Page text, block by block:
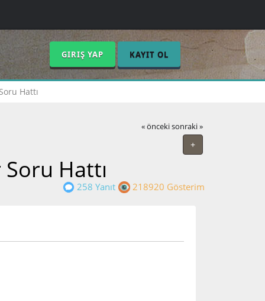
GIRIŞ YAP KAYIT OL
Hattı
« önceki sonraki »
+
Hattı
258 Yanıt 218920 Gösterim